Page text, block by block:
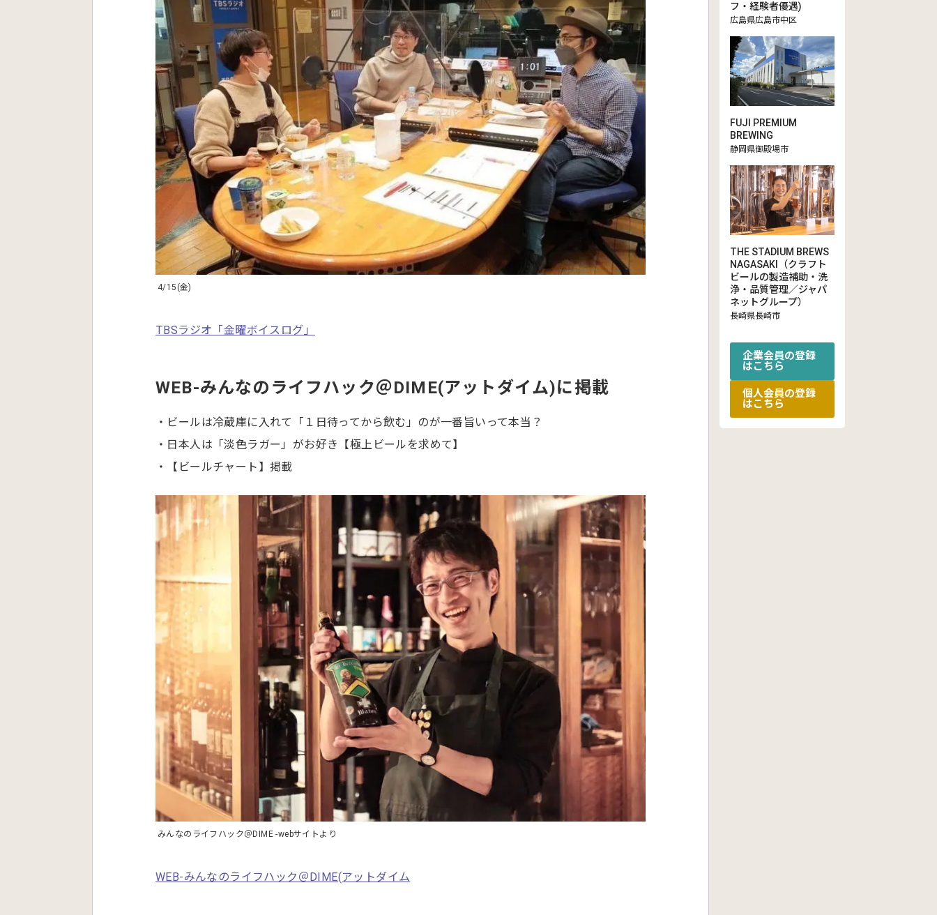
4/15(金)
TBSラジオ「金曜ボイスログ」
WEB-みんなのライフハック＠DIME(アットダイム)に掲載
・ビールは冷蔵庫に入れて「１日待ってから飲む」のが一番旨いって本当？
・日本人は「淡色ラガー」がお好き【極上ビールを求めて】
・【ビールチャート】掲載
みんなのライフハック＠DIME -webサイトより
WEB-みんなのライフハック＠DIME(アットダイム
フ・経験者優遇)
広島県広島市中区
FUJI PREMIUM
BREWING
静岡県御殿場市
THE STADIUM BREWS
NAGASAKI（クラフト
ビールの製造補助・洗
浄・品質管理／ジャパ
ネットグループ）
長崎県長崎市
企業会員の登録
はこちら
個人会員の登録
はこちら